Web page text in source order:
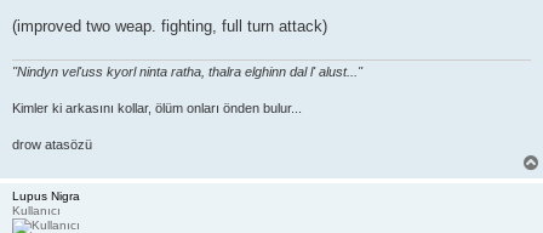
(improved two weap. fighting, full turn attack)
''Nindyn vel'uss kyorl ninta ratha, thalra elghinn dal l' alust...''
Kimler ki arkasını kollar, ölüm onları önden bulur...
drow atasözü
Lupus Nigra
Kullanıcı